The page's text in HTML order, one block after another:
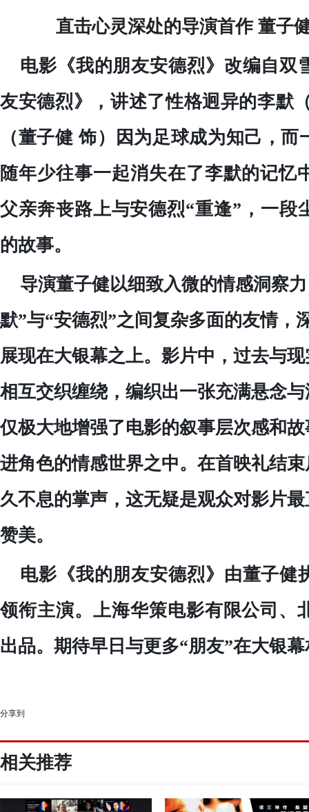
直击心灵深处的导演首作 董子
电影《我的朋友安德烈》 改编自双
友安德烈》，讲述了性格迥异的李默
（董子健 饰）因为足球成为知己，而
随年少往事一起消失在了李默的记忆
父亲奔丧路上与安德烈“重逢”，一段
的故事。
导演董子健以细致入微的情感洞察
默”与“安德烈”之间复杂多面的友情，
展现在大银幕之上。影片中，过去与
相互交织缠绕，编织出一张充满悬念
仅极大地增强了电影的叙事层次感和
进角色的情感世界之中。在首映礼结
久不息的掌声，这无疑是观众对影片
赞美。
电影《我的朋友安德烈》由董子健
领衔主演。上海华策电影有限公司、
出品。 期待早日与更多“朋友”在大银
分享到
相关推荐